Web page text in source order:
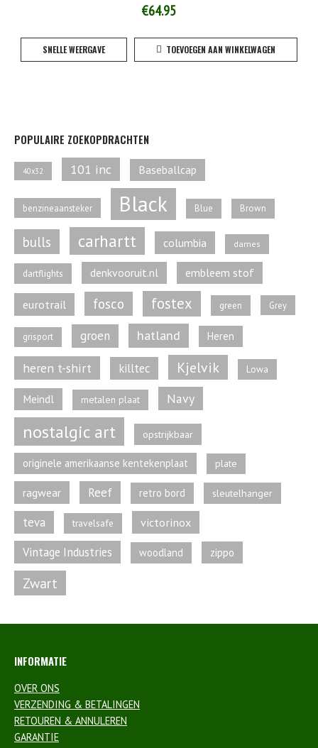
€64.95
SNELLE WEERGAVE TOEVOEGEN AAN WINKELWAGEN
POPULAIRE ZOEKOPDRACHTEN
40x32 101 inc Baseballcap
benzineaansteker Black Blue Brown
bulls carhartt columbia dames
dartflights denkvooruit.nl embleem stof
eurotrail fosco fostex green Grey
grisport groen hatland Heren
heren t-shirt killtec Kjelvik Lowa
Meindl metalen plaat Navy
nostalgic art opstrijkbaar
originele amerikaanse kentekenplaat plate
ragwear Reef retro bord sleutelhanger
teva travelsafe victorinox
Vintage Industries woodland zippo
Zwart
INFORMATIE
OVER ONS
VERZENDING & BETALINGEN
RETOUREN & ANNULEREN
GARANTIE